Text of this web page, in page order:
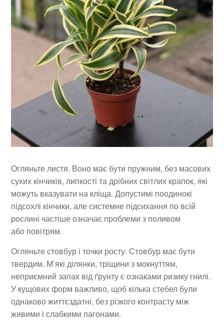
Огляньте листя. Воно має бути пружним, без масових
сухих кінчиків, липкості та дрібних світлих крапок, які
можуть вказувати на кліща. Допустимі поодинокі
підсохлі кінчики, але системне підсихання по всій
рослині частіше означає проблеми з поливом
або повітрям.
Огляньте стовбур і точки росту. Стовбур має бути
твердим. М’які ділянки, тріщини з мокнуттям,
неприємний запах від ґрунту є ознаками ризику гнилі.
У кущових форм важливо, щоб кілька стебел були
однаково життєздатні, без різкого контрасту між
живими і слабкими пагонами.